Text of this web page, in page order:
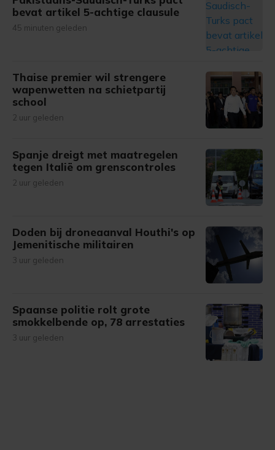
bevat artikel 5-achtige clausule
45 minuten geleden
Thaise premier wil strengere
wapenwetten na schietpartij
school
2 uur geleden
Spanje dreigt met maatregelen
tegen Italië om grenscontroles
2 uur geleden
Doden bij droneaanval Houthi's op
Jemenitische militairen
3 uur geleden
Spaanse politie rolt grote
smokkelbende op, 78 arrestaties
3 uur geleden